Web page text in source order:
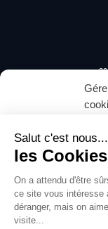
Pour offrir les
telles que les cookies
appareils. Le fait de
des données telles que
sur ce site. Le fait de ne
avoir un effet négatif sur